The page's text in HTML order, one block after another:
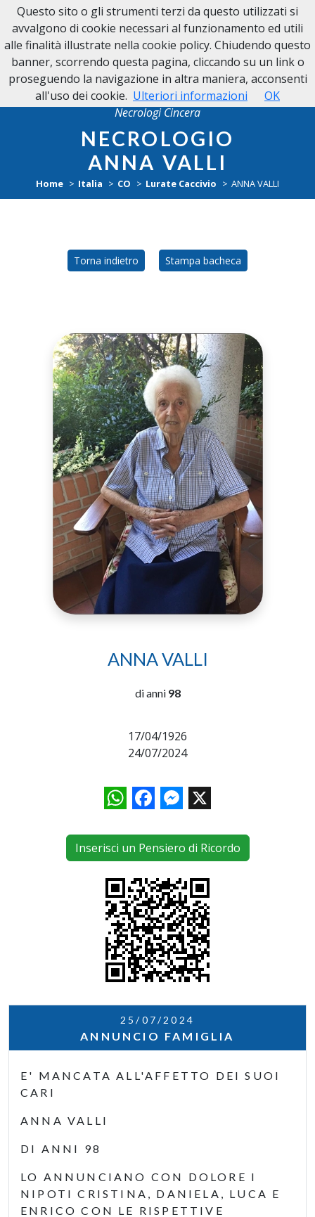
NECROLOGI CINCERA
Necrologi Cincera
NECROLOGIO
ANNA VALLI
Home Italia CO Lurate Caccivio ANNA VALLI
Torna indietro Stampa bacheca
ANNA VALLI
di anni 98
17/04/1926
24/07/2024
WhatsAppFacebookMessenger
X
Inserisci un Pensiero di Ricordo
25/07/2024
ANNUNCIO FAMIGLIA
E' MANCATA ALL'AFFETTO DEI SUOI
CARI
ANNA VALLI
DI ANNI 98
LO ANNUNCIANO CON DOLORE I
NIPOTI CRISTINA, DANIELA, LUCA E
ENRICO CON LE RISPETTIVE
Questo sito o gli strumenti terzi da questo utilizzati si
avvalgono di cookie necessari al funzionamento ed utili
alle finalità illustrate nella cookie policy. Chiudendo questo
banner, scorrendo questa pagina, cliccando su un link o
proseguendo la navigazione in altra maniera, acconsenti
all'uso dei cookie. Ulteriori informazioni OK